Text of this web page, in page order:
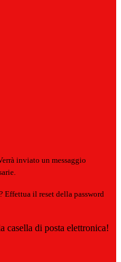
inviato un messaggio
Effettua il reset della password
casella di posta elettronica!